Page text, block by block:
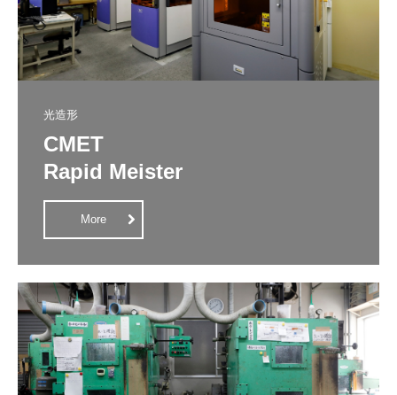
光造形
CMET
Rapid Meister
More